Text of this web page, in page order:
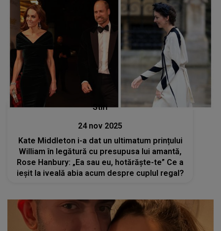
Stiri
24 nov 2025
Kate Middleton i-a dat un ultimatum prințului
William în legătură cu presupusa lui amantă,
Rose Hanbury: „Ea sau eu, hotărăște-te” Ce a
ieșit la iveală abia acum despre cuplul regal?